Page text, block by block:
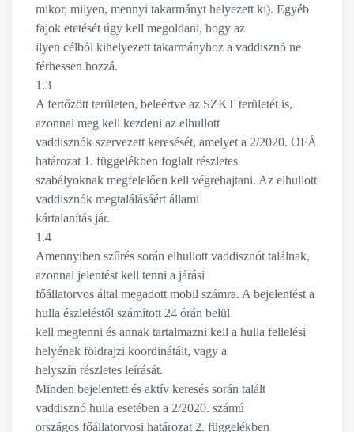
mikor, milyen, mennyi takarmányt helyezett ki). Egyéb
fajok etetését úgy kell megoldani, hogy az
ilyen célból kihelyezett takarmányhoz a vaddisznó ne
férhessen hozzá.
1.3
A fertőzött területen, beleértve az SZKT területét is,
azonnal meg kell kezdeni az elhullott
vaddisznók szervezett keresését, amelyet a 2/2020. OFÁ
határozat 1. függelékben foglalt részletes
szabályoknak megfelelően kell végrehajtani. Az elhullott
vaddisznók megtalálásáért állami
kártalanítás jár.
1.4
Amennyiben szűrés során elhullott vaddisznót találnak,
azonnal jelentést kell tenni a járási
főállatorvos által megadott mobil számra. A bejelentést a
hulla észleléstől számított 24 órán belül
kell megtenni és annak tartalmazni kell a hulla fellelési
helyének földrajzi koordinátáit, vagy a
helyszín részletes leírását.
Minden bejelentett és aktív keresés során talált
vaddisznó hulla esetében a 2/2020. számú
országos főállatorvosi határozat 2. függelékben